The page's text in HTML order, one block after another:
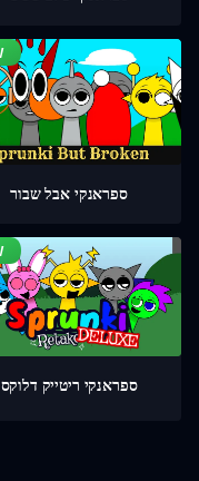
ספראנקי אבל שבור
ספראנקי ריטייק דלוקס